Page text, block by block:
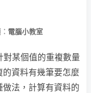
電腦小教室
某個值的重複數量
資料有幾筆要怎麼
法，計算有資料的